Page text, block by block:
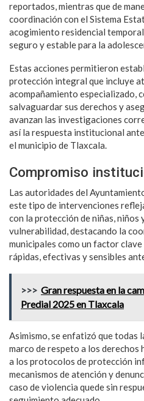
reportados, mientras que de
coordinación con el Sistema
acogimiento residencial
seguro y estable para la
Estas acciones permitieron
protección integral que incluye
acompañamiento especializado,
salvaguardar sus derechos y
avanzan las investigaciones
así la respuesta institucional
el municipio de Tlaxcala.
Compromiso
Las autoridades del
este tipo de intervenciones
con la protección de niñas, niños
vulnerabilidad, destacando la
municipales como un factor
rápidas, efectivas y sensibles
>>> Gran respuesta en la
Predial 2025 en Tlaxcala
Asimismo, se enfatizó que todas
marco de respeto a los
a los protocolos de protección
mecanismos de atención y
caso de violencia quede sin